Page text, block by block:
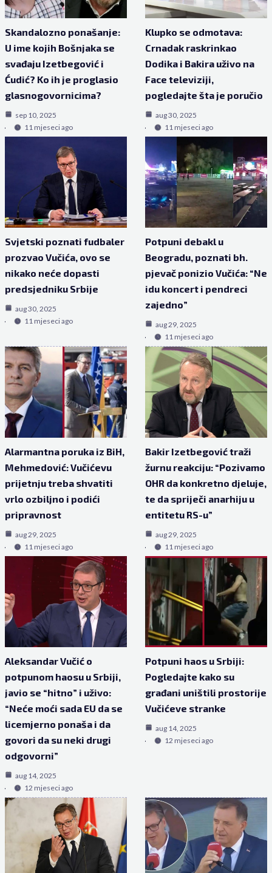
Skandalozno ponašanje:
U ime kojih Bošnjaka se
svađaju Izetbegović i
Ćudić? Ko ih je proglasio
glasnogovornicima?
sep 10, 2025
11 mjeseci ago
Klupko se odmotava:
Crnadak raskrinkao
Dodika i Bakira uživo na
Face televiziji,
pogledajte šta je poručio
aug 30, 2025
11 mjeseci ago
Svjetski poznati fudbaler
prozvao Vučića, ovo se
nikako neće dopasti
predsjedniku Srbije
aug 30, 2025
11 mjeseci ago
Potpuni debakl u
Beogradu, poznati bh.
pjevač ponizio Vučića: “Ne
idu koncert i pendreci
zajedno”
aug 29, 2025
11 mjeseci ago
Alarmantna poruka iz BiH,
Mehmedović: Vučićevu
prijetnju treba shvatiti
vrlo ozbiljno i podići
pripravnost
aug 29, 2025
11 mjeseci ago
Bakir Izetbegović traži
žurnu reakciju: “Pozivamo
OHR da konkretno djeluje,
te da spriječi anarhiju u
entitetu RS-u”
aug 29, 2025
11 mjeseci ago
Aleksandar Vučić o
potpunom haosu u Srbiji,
javio se “hitno” i uživo:
“Neće moći sada EU da se
licemjerno ponaša i da
govori da su neki drugi
odgovorni”
aug 14, 2025
12 mjeseci ago
Potpuni haos u Srbiji:
Pogledajte kako su
građani uništili prostorije
Vučićeve stranke
aug 14, 2025
12 mjeseci ago